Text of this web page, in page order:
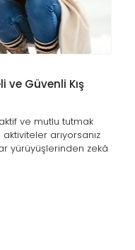
ve Güvenli Kış
ve mutlu tutmak
arıyorsanız
yürüyüşlerinden zekâ
havalarda keyifli
keşfedin.